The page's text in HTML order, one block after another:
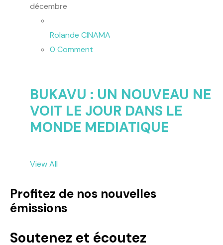
décembre
Rolande CINAMA
0 Comment
BUKAVU : UN NOUVEAU NE
VOIT LE JOUR DANS LE
MONDE MEDIATIQUE
View All
Profitez de nos nouvelles
émissions
Soutenez et écoutez